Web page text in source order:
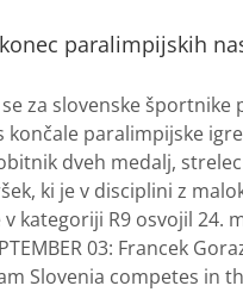
paralimpijskih
za slovenske športnike
končale paralimpijske
dveh medalj,
ki je v disciplini z
kategoriji R9 osvojil 24.
03: Francek
Slovenia competes in